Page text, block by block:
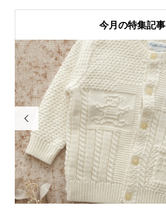
今月の特集記事
